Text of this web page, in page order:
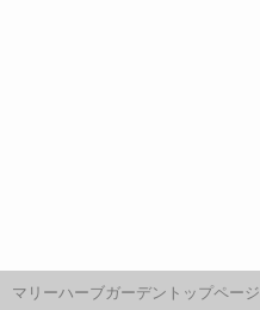
マリーハーブガーデントップページ